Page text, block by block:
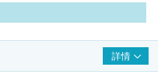
詳情